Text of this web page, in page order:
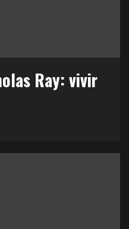
Ray: vivir